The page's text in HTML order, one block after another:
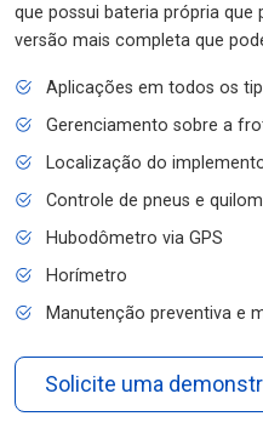
que possui bateria própria que
versão mais completa que
Aplicações em todos os
Gerenciamento sobre a
Localização do
Controle de pneus e
Hubodômetro via GPS
Horímetro
Manutenção preventiva e
Solicite uma